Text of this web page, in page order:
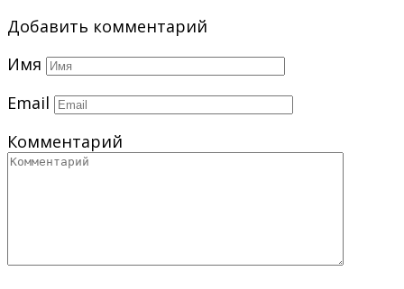
Добавить комментарий
Имя
Email
Комментарий